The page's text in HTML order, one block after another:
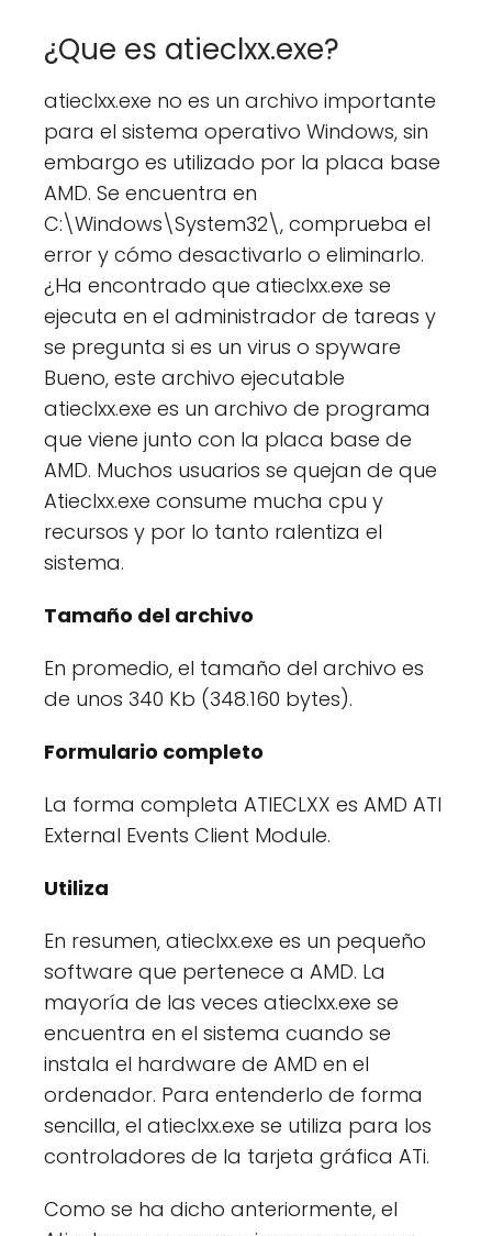
¿Que es atieclxx.exe?
atieclxx.exe no es un archivo importante
para el sistema operativo Windows, sin
embargo es utilizado por la placa base
AMD. Se encuentra en
C:\Windows\System32\, comprueba el
error y cómo desactivarlo o eliminarlo.
¿Ha encontrado que atieclxx.exe se
ejecuta en el administrador de tareas y
se pregunta si es un virus o spyware
Bueno, este archivo ejecutable
atieclxx.exe es un archivo de programa
que viene junto con la placa base de
AMD. Muchos usuarios se quejan de que
Atieclxx.exe consume mucha cpu y
recursos y por lo tanto ralentiza el
sistema.
Tamaño del archivo
En promedio, el tamaño del archivo es
de unos 340 Kb (348.160 bytes).
Formulario completo
La forma completa ATIECLXX es AMD ATI
External Events Client Module.
Utiliza
En resumen, atieclxx.exe es un pequeño
software que pertenece a AMD. La
mayoría de las veces atieclxx.exe se
encuentra en el sistema cuando se
instala el hardware de AMD en el
ordenador. Para entenderlo de forma
sencilla, el atieclxx.exe se utiliza para los
controladores de la tarjeta gráfica ATi.
Como se ha dicho anteriormente, el